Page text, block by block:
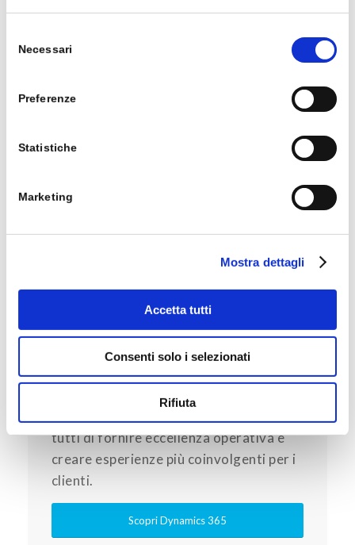
delNecessari
Preferenze
Statistiche
Marketing
Mostra dettagli
Accetta tutti
Consenti solo i selezionati
Rifiuta
intelligente, efficiente e proattivo.
A new era in business processes:
Sblocca il potenziale della tua azienda
con Dynamics 365, il portafoglio di
tutti di fornire eccellenza operativa e
creare esperienze più coinvolgenti per i
clienti.
Scopri Dynamics 365